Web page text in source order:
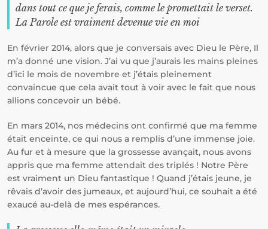
dans tout ce que je ferais, comme le promettait le verset.
La Parole est vraiment devenue vie en moi
En février 2014, alors que je conversais avec Dieu le Père, Il
m’a donné une vision. J’ai vu que j’aurais les mains pleines
d’ici le mois de novembre et j’étais pleinement
convaincue que cela avait tout à voir avec le fait que nous
allions concevoir un bébé.
En mars 2014, nos médecins ont confirmé que ma femme
était enceinte, ce qui nous a remplis d’une immense joie.
Au fur et à mesure que la grossesse avançait, nous avons
appris que ma femme attendait des triplés ! Notre Père
est vraiment un Dieu fantastique ! Quand j’étais jeune, je
rêvais d’avoir des jumeaux, et aujourd’hui, ce souhait a été
exaucé au-delà de mes espérances.